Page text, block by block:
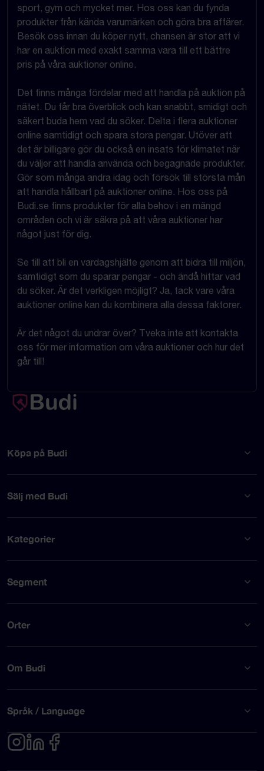
sport, gym och mycket mer. Hos oss kan du fynda
produkter från kända varumärken och göra bra affärer.
Besök oss innan du köper nytt, chansen är stor att vi
har en auktion med exakt samma vara till ett bättre
pris på våra auktioner online.
Det finns många fördelar med att handla på auktion på
nätet. Du får bra överblick och kan snabbt, smidigt och
säkert buda hem vad du söker. Delta i flera auktioner
online samtidigt och spara stora pengar. Utöver att
det är billigare gör du också en insats för klimatet när
du väljer att handla använda och begagnade produkter.
Gör som många andra idag och försök till största mån
att handla hållbart på auktioner online. Hos oss på
Budi.se finns produkter för alla behov i en mängd
områden och vi är säkra på att våra auktioner har
något just för dig.
Se till att bli en vardagshjälte genom att bidra till miljön,
samtidigt som du sparar pengar - och ändå hittar vad
du söker. Är det verkligen möjligt? Ja, tack vare våra
auktioner online kan du kombinera alla dessa faktorer.
Är det något du undrar över? Tveka inte att kontakta
oss för mer information om våra auktioner och hur det
går till!
Köpa på Budi
Sälj med Budi
Kategorier
Segment
Orter
Om Budi
Språk / Language